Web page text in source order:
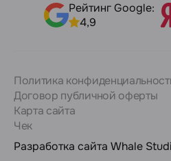
Рейтинг Google:
4,9
Политика
Договор публичной оферты
Карта сайта
Чек
Разработка сайта Whale